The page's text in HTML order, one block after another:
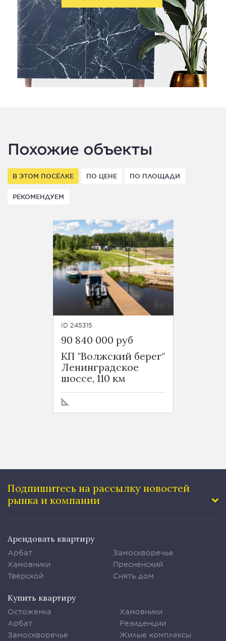
Похожие объекты
В ЭТОМ ПОСЁЛКЕ ПО ЦЕНЕ ПО ПЛОЩАДИ
РЕКОМЕНДУЕМ
ID 245315
90 840 000 руб
КП "Волжский берег"
Ленинградское
шоссе, 110 км
Подпишитесь на рассылку новостей
рынка и компании
Арендовать квартиру
Арбат
Хамовники
Тверской
Замоскворечье
Пресненский
Снять дом
Купить квартиру
Остоженка
Арбат
Замоскворечье
Хамовники
Резиденции
Жилые комплексы